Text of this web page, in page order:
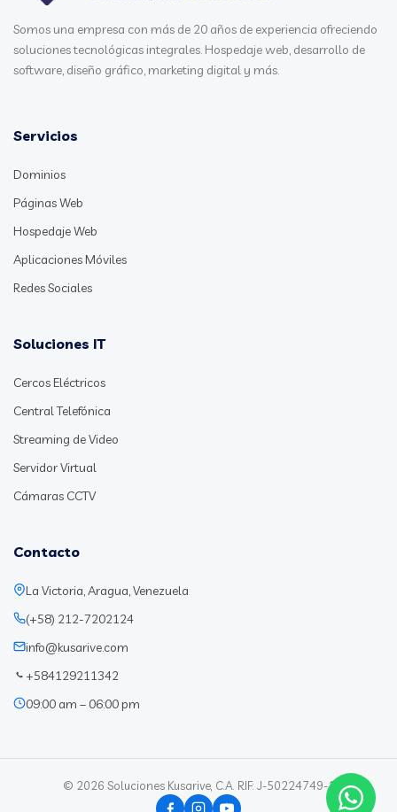
Somos una empresa con más de 20 años de experiencia ofreciendo
soluciones tecnológicas integrales. Hospedaje web, desarrollo de
software, diseño gráfico, marketing digital y más.
Servicios
Dominios
Páginas Web
Hospedaje Web
Aplicaciones Móviles
Redes Sociales
Soluciones IT
Cercos Eléctricos
Central Telefónica
Streaming de Video
Servidor Virtual
Cámaras CCTV
Contacto
La Victoria, Aragua, Venezuela
(+58) 212-7202124
info@kusarive.com
+584129211342
09:00 am – 06:00 pm
© 2026 Soluciones Kusarive, C.A. RIF: J-50224749-1